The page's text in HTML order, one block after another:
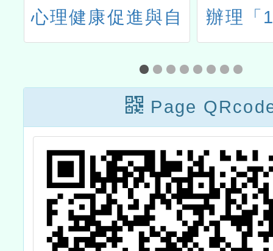
心理健康促進與自
殺防治教育推廣計
畫」之高級中等以
下學校校長、教師
及家長工作坊議程
辦理「
教育種
坊」
Page